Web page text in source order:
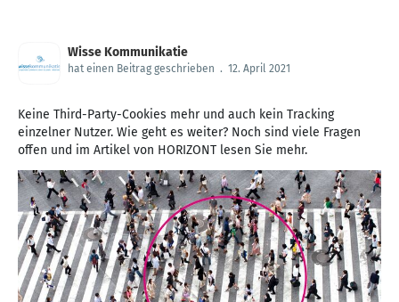
Wisse Kommunikatie
hat einen Beitrag geschrieben . 12. April 2021
Keine Third-Party-Cookies mehr und auch kein Tracking
einzelner Nutzer. Wie geht es weiter? Noch sind viele Fragen
offen und im Artikel von HORIZONT lesen Sie mehr.